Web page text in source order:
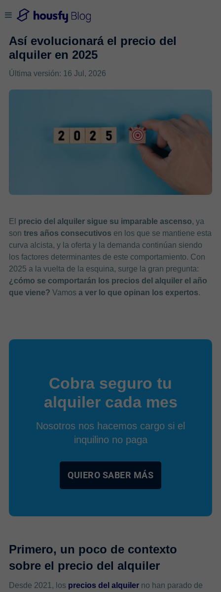
Así evolucionará el precio del
alquiler en 2025
Última versión: 16 Jul, 2026
El precio del alquiler sigue su imparable ascenso, ya
son tres años consecutivos en los que se mantiene esta
curva alcista, y la oferta y la demanda continúan siendo
los factores determinantes de este comportamiento. Con
2025 a la vuelta de la esquina, surge la gran pregunta:
¿cómo se comportarán los precios del alquiler el año
que viene? Vamos a ver lo que opinan los expertos.
Cobra seguro tu
alquiler cada mes
Nosotros nos hacemos cargo si el
inquilino no paga
QUIERO SABER MÁS
Primero, un poco de contexto
sobre el precio del alquiler
Desde 2021, los precios del alquilerno han parado de